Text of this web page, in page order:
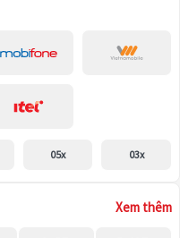
05x 03x
Xem thêm